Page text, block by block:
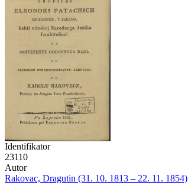
Identifikator
23110
Autor
Rakovac, Dragutin (31. 10. 1813 – 22. 11. 1854)